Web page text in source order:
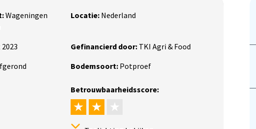
Wageningen
Locatie: Nederland
Gefinancierd door: TKI Agri & Food
Bodemsoort: Potproef
Betrouwbaarheidsscore: